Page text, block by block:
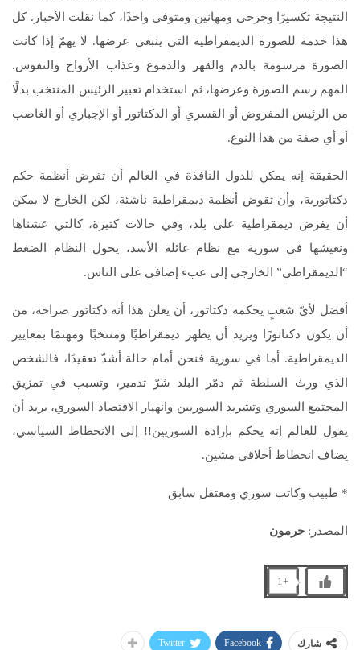
النتيجة تكسيرًا وجرحى ومهانين ومتوفى واحدًا، كما نقلت الأخبار. كل
هذا خدمة للصورة الديمقراطية التي ينبغي عرضها. لا يهمّ إذا كانت
الصورة مرسومة بالدم والقهر والدموع وعذاب الأرواح والنفوس.
المهم رسم الصورة وعرضها، ثم استخدام تعبير الرئيس المنتخب بدلًا
من الرئيس المفروض أو القسري أو الدكتاتور أو الإجباري أو الغاصب
أو أي صفة من هذا النوع.
الحقيقة إنه يمكن للدول النافذة في العالم أن تفرض أنظمة حكم
دكتاتورية، وأن تقوض أنظمة ديمقراطية ناشئة، لكن الخارج لا يمكن
أن يفرض ديمقراطية على بلد، وفي حالات كثيرة، كالتي عشناها
ونعيشها في سورية مع نظام عائلة الأسد، يحول النظام الضغط
“الديمقراطي” الخارجي إلى عبء إضافي على الناس.
أفضل لأيّ شعبٍ يحكمه دكتاتور، أن يعلن هذا أنه دكتاتور صراحة، من
أن يكون دكتاتورًا ويريد أن يظهر ديمقراطيًا ومنتخبًا ومهتمًا بمعايير
الديمقراطية. أما في سورية فنحن أمام حالة أشدّ تعقيدًا، فالشخص
الذي ورث السلطة ثم دمّر البلد شرّ تدمير، وتسبب في تمزيق
المجتمع السوري وتشريد السوريين وانهيار الاقتصاد السوري، يريد أن
يقول للعالم إنه يحكم بإرادة السوريين!! إلى الانحطاط السياسي،
يضاف انحطاط أخلاقي مشين.
* طبيب وكاتب سوري ومعتقل سابق
المصدر: حرمون
+1
شارك Facebook
Twitter